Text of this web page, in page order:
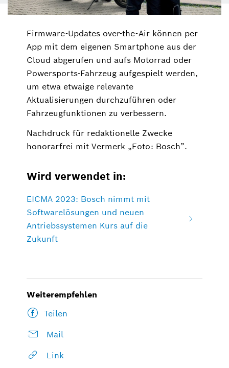
Firmware-Updates over-the-Air können per
App mit dem eigenen Smartphone aus der
Cloud abgerufen und aufs Motorrad oder
Powersports-Fahrzeug aufgespielt werden,
um etwa etwaige relevante
Aktualisierungen durchzuführen oder
Fahrzeugfunktionen zu verbessern.
Nachdruck für redaktionelle Zwecke
honorarfrei mit Vermerk „Foto: Bosch”.
Wird verwendet in:
EICMA 2023: Bosch nimmt mit
Softwarelösungen und neuen
Antriebssystemen Kurs auf die
Zukunft
Weiterempfehlen
Teilen
Mail
Link